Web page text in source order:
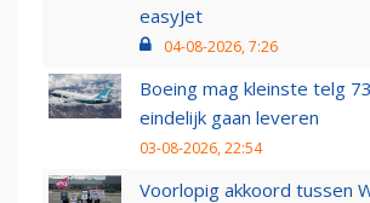
easyJet
04-08-2026, 7:26
Boeing mag kleinste telg
eindelijk gaan leveren
03-08-2026, 22:54
Voorlopig akkoord tussen